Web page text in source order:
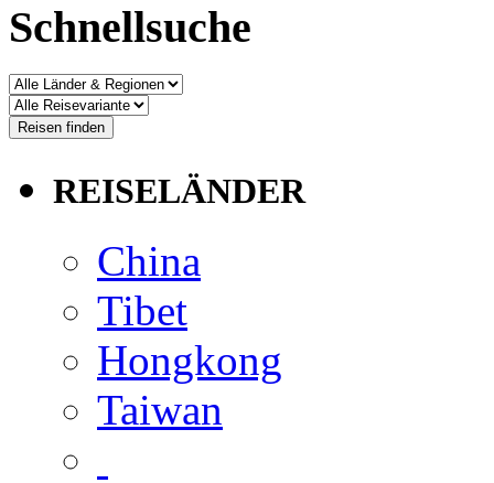
Schnellsuche
REISELÄNDER
China
Tibet
Hongkong
Taiwan